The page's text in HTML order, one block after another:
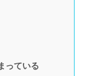
っている